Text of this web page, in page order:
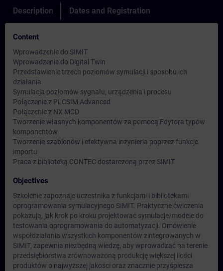
Description Dates and Registration
Content
Wprowadzenie do SIMIT
Wprowadzenie do Digital Twin
Przedstawienie trzech poziomów symulacji i sposobu ich
działania
Symulacja poziomów sygnału, urządzenia i procesu
Połączenie z PLCSIM Advanced
Połączenie z NX MCD
Tworzenie własnych komponentów za pomocą Edytora typów
komponentów
Tworzenie szablonów i efektywna inżynieria poprzez funkcje
importu
Praca z biblioteką CONTEC dostarczoną przez SIMIT
Objectives
Szkolenie zapoznaje uczestnika z funkcjami i bibliotekami
oprogramowania symulacyjnego SIMIT. Praktyczne ćwiczenia
pokazują, jak krok po kroku projektować symulacje/modele do
testowania oprogramowania do automatyzacji. Omówienie
współdziałania wszystkich komponentów zintegrowanych w
SIMIT, zapewnia niezbędną wiedzę, aby wprowadzać na terenie
przedsiębiorstwa zrównoważoną produkcję większej ilości
produktów o najwyższej jakości oraz znacznie przyśpiesza